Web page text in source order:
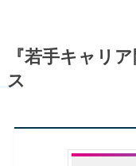
『若手キャリ
ス